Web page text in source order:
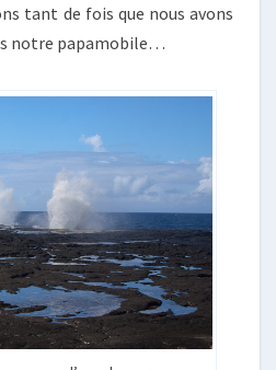
tant de fois que nous avons
notre papamobile…